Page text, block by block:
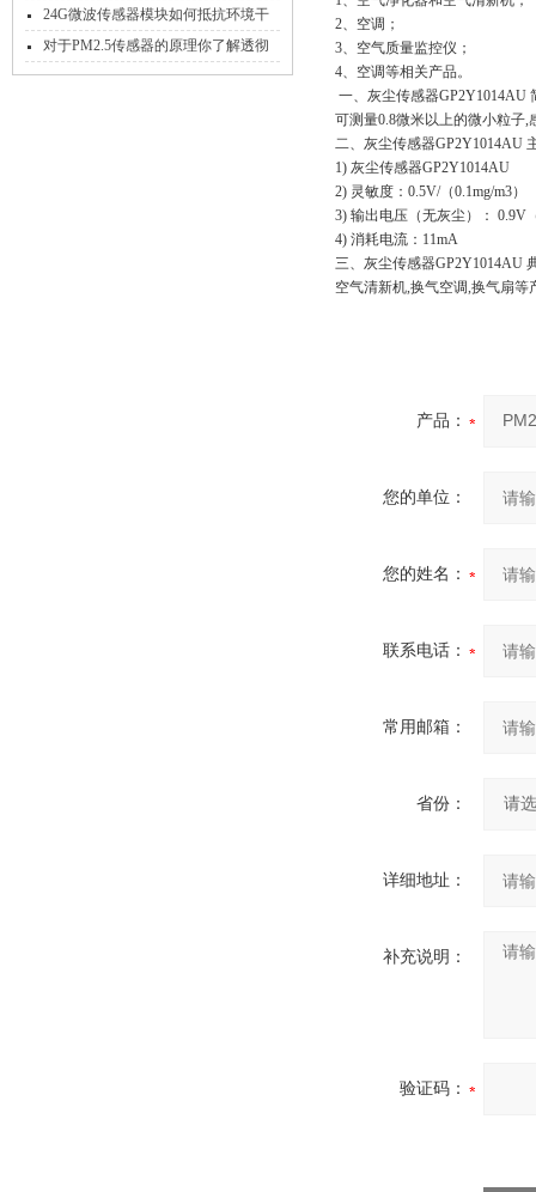
法
24G微波传感器模块如何抵抗环境干
扰？
对于PM2.5传感器的原理你了解透彻
了吗？
2、空调；
3、空气质量监控仪；
4、空调等相关产品。
一、灰尘传感器GP2Y1014AU
可测量0.8微米以上的微小粒子
二、灰尘传感器GP2Y1014AU
1) 灰尘传感器GP2Y1014AU
2) 灵敏度：0.5V/（0.1mg/m3）
3) 输出电压（无灰尘）： 0.9V
4) 消耗电流：11mA
三、灰尘传感器GP2Y1014AU
空气清新机,换气空调,换气扇等
产品：
您的单位：
您的姓名：
联系电话：
常用邮箱：
省份：
详细地址：
补充说明：
验证码：